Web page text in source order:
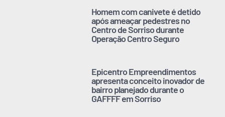
Homem com canivete é detido
após ameaçar pedestres no
Centro de Sorriso durante
Operação Centro Seguro
Epicentro Empreendimentos
apresenta conceito inovador de
bairro planejado durante o
GAFFFF em Sorriso